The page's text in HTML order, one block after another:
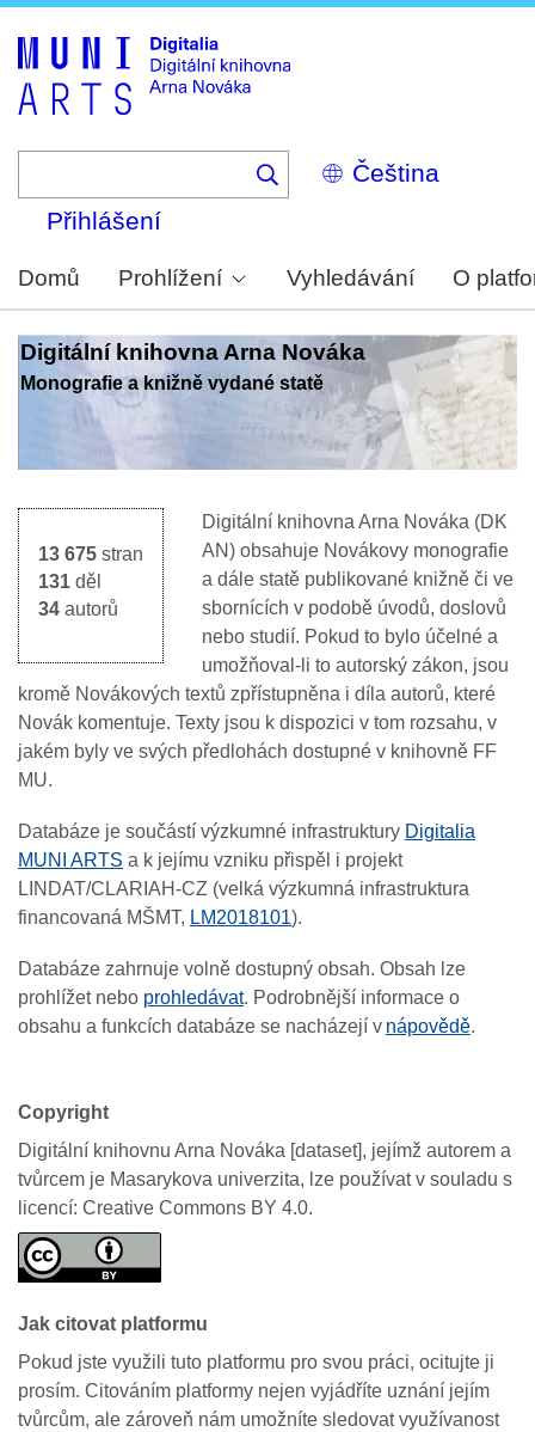
Select
your
Přihlášení
Domů Prohlížení Vyhledávání O
Digitální knihovna Arna Nováka
Monografie a knižně vydané statě
13 675 stran
131 děl
34 autorů
Digitální knihovna Arna Nováka (DK
AN) obsahuje Novákovy monografie
a dále statě publikované knižně či ve
sbornících v podobě úvodů, doslovů
nebo studií. Pokud to bylo účelné a
umožňoval-li to autorský zákon, jsou
kromě Novákových textů zpřístupněna i díla autorů, které
Novák komentuje. Texty jsou k dispozici v tom rozsahu, v
jakém byly ve svých předlohách dostupné v knihovně FF
MU.
Databáze je součástí výzkumné infrastruktury Digitalia
MUNI ARTS a k jejímu vzniku přispěl i projekt
LINDAT/CLARIAH-CZ (velká výzkumná infrastruktura
financovaná MŠMT, LM2018101).
Databáze zahrnuje volně dostupný obsah. Obsah lze
prohlížet nebo prohledávat. Podrobnější informace o
obsahu a funkcích databáze se nacházejí v nápovědě.
Copyright
Digitální knihovnu Arna Nováka [dataset], jejímž autorem a
tvůrcem je Masarykova univerzita, lze používat v souladu s
licencí: Creative Commons BY 4.0.
Jak citovat platformu
Pokud jste využili tuto platformu pro svou práci, ocitujte ji
prosím. Citováním platformy nejen vyjádříte uznání jejím
tvůrcům, ale zároveň nám umožníte sledovat využívanost